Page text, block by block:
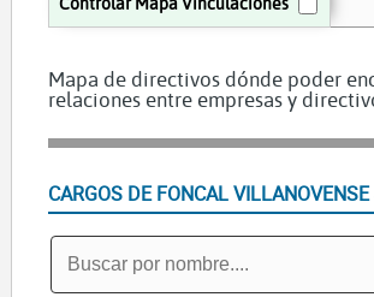
Mapa de directivos dónde poder
relaciones entre empresas y
CARGOS DE FONCAL